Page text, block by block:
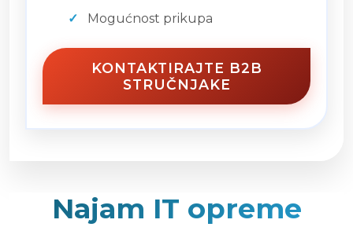
Mogućnost prikupa
KONTAKTIRAJTE B2B
STRUČNJAKE
Najam IT opreme